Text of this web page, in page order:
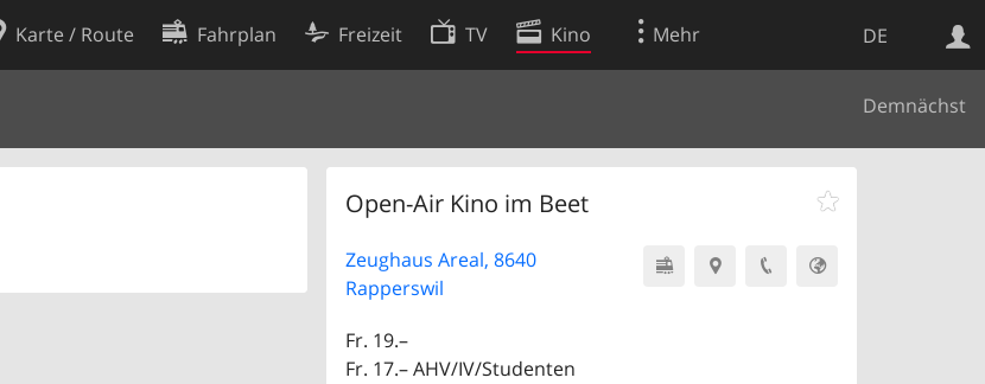
DE
Karte / Route Fahrplan Freizeit TV Kino Mehr
Demnächst
Open-Air Kino im Beet
Zeughaus Areal, 8640
Rapperswil
Fr. 19.–
Fr. 17.– AHV/IV/Studenten
Cookie-Einstellungen